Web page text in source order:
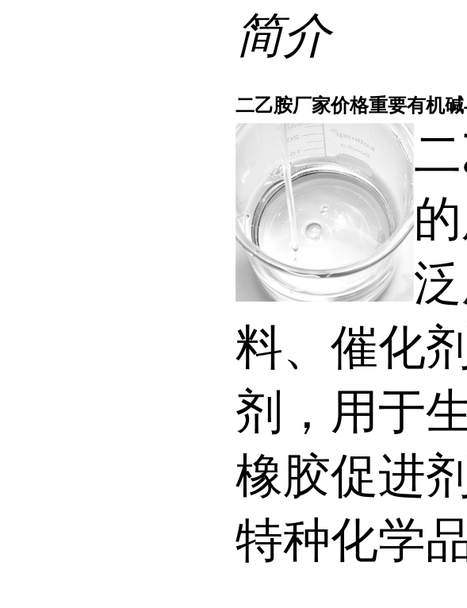
简介
二乙胺厂家价格重要有机
料、催化
剂，用于
橡胶促进
特种化学品